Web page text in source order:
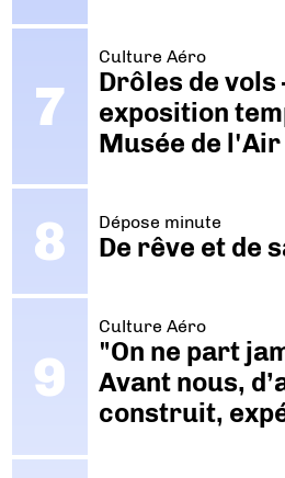
Culture Aéro
Drôles de vols
exposition
Musée de l'Air
Dépose minute
De rêve et de
Culture Aéro
"On ne part
Avant nous,
construit,